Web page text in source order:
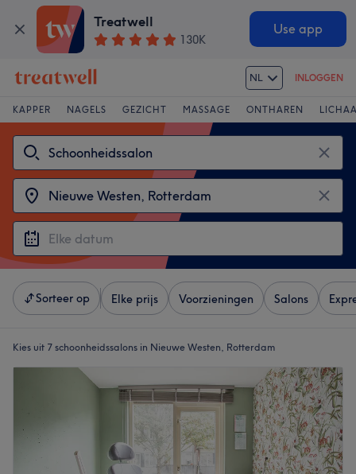
Treatwell
130K
Use app
NL INLOGGEN
KAPPER NAGELS GEZICHT MASSAGE ONTHAREN
Sorteer op Elke prijs Voorzieningen Salons
Kies uit 7 schoonheidssalons in Nieuwe Westen, Rotterdam